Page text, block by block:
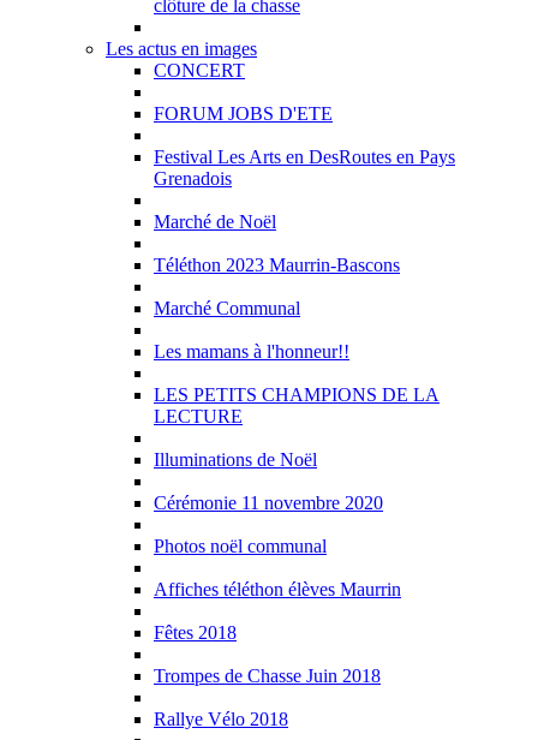
clôture de la chasse
Les actus en images
CONCERT
FORUM JOBS D'ETE
Festival Les Arts en DesRoutes en Pays
Grenadois
Marché de Noël
Téléthon 2023 Maurrin-Bascons
Marché Communal
Les mamans à l'honneur!!
LES PETITS CHAMPIONS DE LA
LECTURE
Illuminations de Noël
Cérémonie 11 novembre 2020
Photos noël communal
Affiches téléthon élèves Maurrin
Fêtes 2018
Trompes de Chasse Juin 2018
Rallye Vélo 2018